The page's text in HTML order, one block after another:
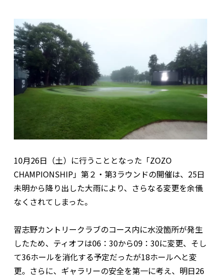
10月26日（土）に行うこととなった「ZOZO
CHAMPIONSHIP」第２・第3ラウンドの開催は、25日
未明から降り出した大雨により、さらなる変更を余儀
なくされてしまった。
習志野カントリークラブのコース内に水没箇所が発生
したため、ティオフは06：30から09：30に変更、そし
て36ホールを消化する予定だったが18ホールへと変
更。さらに、ギャラリーの安全を第一に考え、明日26